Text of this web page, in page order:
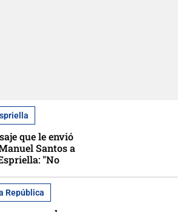
que le envió
Santos a
"No
República